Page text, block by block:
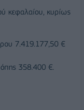
κεφαλαίου, κυρίως
7.419.177,50 €
358.400 €.